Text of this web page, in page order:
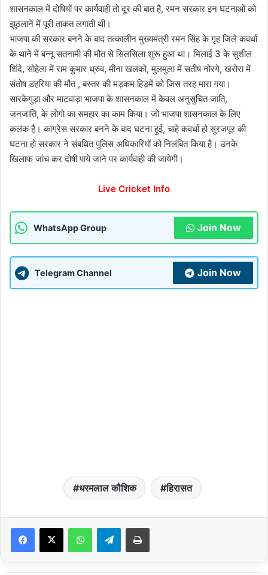
शासनकाल में दोषियों पर कार्यवाही तो दूर की बात है, रमन सरकार इन घटनाओं को
झुठलाने में पूरी ताकत लगाती थी।
भाजपा की सरकार बनने के बाद तत्कालीन मुख्यमंत्री रमन सिंह के गृह जिले कवर्धा
के थाने में बन्नू सतनामी की मौत से सिलसिला शुरू हुआ था। भिलाई 3 के सुशील
शिंदे, सोहेला में राम कुमार ध्रुव, मीना खलको, मुलमुला में सतीष नोरगे, खरोरा में
संतोष डहरिया की मौत , बस्तर की मड़कम हिड़में को जिस तरह मारा गया।
सारकेगुड़ा और माटवाड़ा भाजपा के शासनकाल में केवल अनुसुचित जाति,
जनजाति, के लोगो का समहार का काम किया। जो भाजपा शासनकाल के लिए
कलंक है। कांग्रेस सरकार बनने के बाद घटना हुई, चाहे कवर्धा हो सुरजपूर की
घटना हो सरकार ने संबधित पुलिस अधिकारियों को निलंबित किया है। उनके
खिलाफ जांच कर दोषी पाये जाने पर कार्यवाही की जायेगी।
Live Cricket Info
WhatsApp Group Join Now
Telegram Channel Join Now
धरमलाल कौशिक हिरासत
Telegram